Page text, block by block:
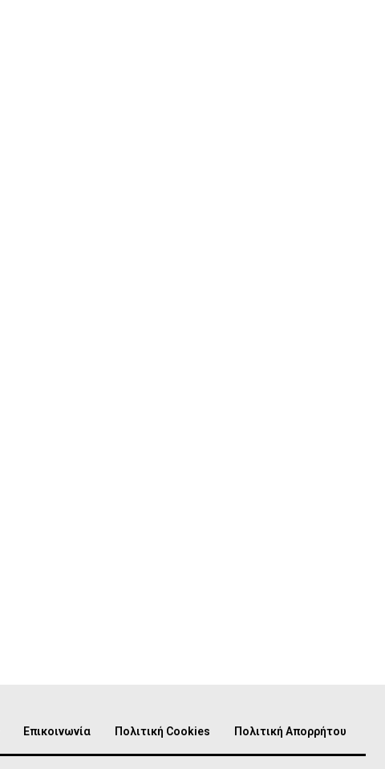
Επικοινωνία Πολιτική Cookies Πολιτική Απορρήτου